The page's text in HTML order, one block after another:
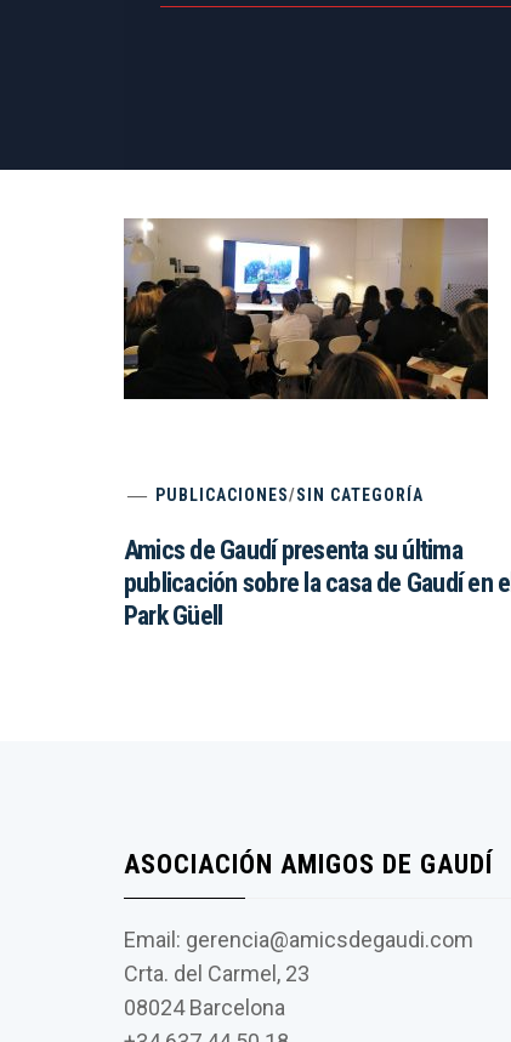
PUBLICACIONES/SIN CATEGORÍA
Amics de Gaudí presenta su última
publicación sobre la casa de Gaudí en el
Park Güell
ASOCIACIÓN AMIGOS DE GAUDÍ
Email: gerencia@amicsdegaudi.com
Crta. del Carmel, 23
08024 Barcelona